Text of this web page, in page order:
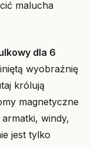
malucha
dla 6
wyobraźnię
królują
magnetyczne
windy,
jest tylko